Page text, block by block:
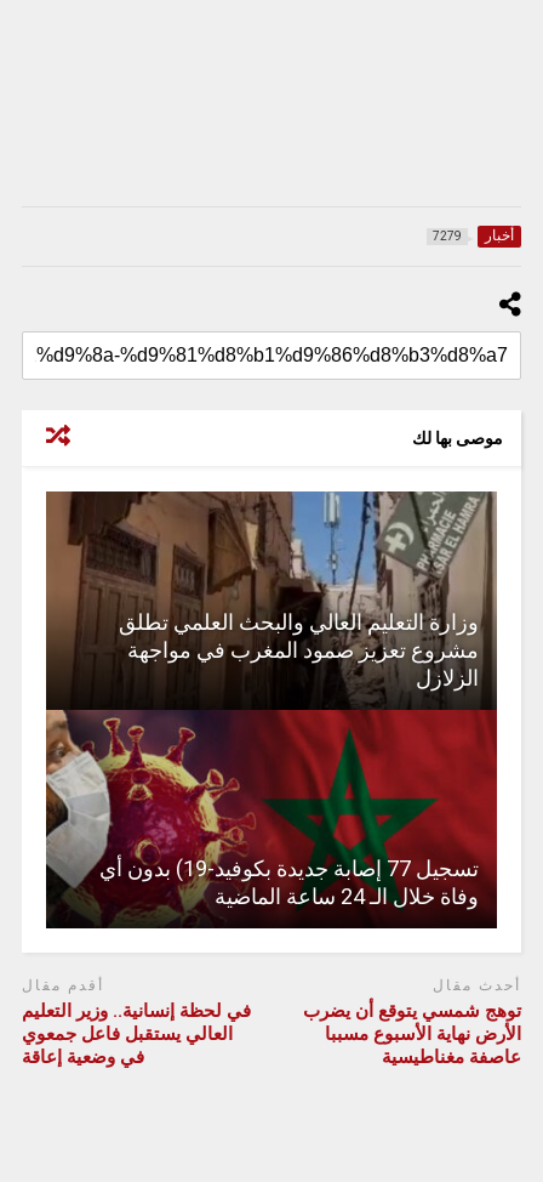
أخبار 7279
موصى بها لك
وزارة التعليم العالي والبحث العلمي تطلق
مشروع تعزيز صمود المغرب في مواجهة
الزلازل
تسجيل 77 إصابة جديدة بكوفيد-19) بدون أي
وفاة خلال الـ 24 ساعة الماضية
أحدث مقال
توهج شمسي يتوقع أن يضرب
الأرض نهاية الأسبوع مسببا
عاصفة مغناطيسية
أقدم مقال
في لحظة إنسانية.. وزير التعليم
العالي يستقبل فاعل جمعوي
في وضعية إعاقة